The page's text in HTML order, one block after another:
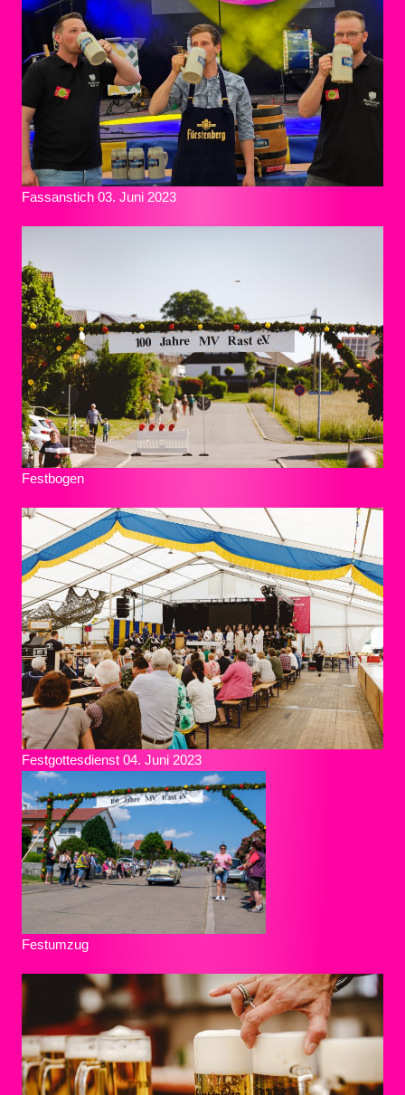
Fassanstich 03. Juni 2023
Festbogen
Festgottesdienst 04. Juni 2023
Festumzug